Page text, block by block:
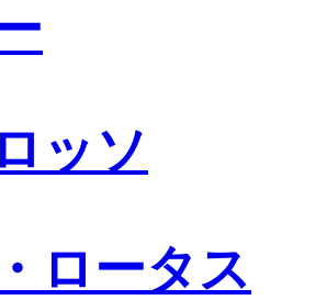
ッソ
ロータス